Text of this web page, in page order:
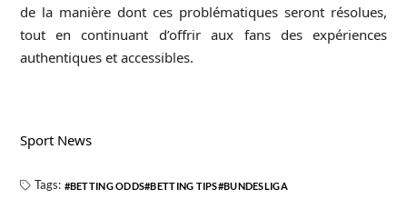
de la manière dont ces problématiques seront résolues,
tout en continuant d’offrir aux fans des expériences
authentiques et accessibles.
Sport News
Tags: BETTING ODDS BETTING TIPS BUNDESLIGA